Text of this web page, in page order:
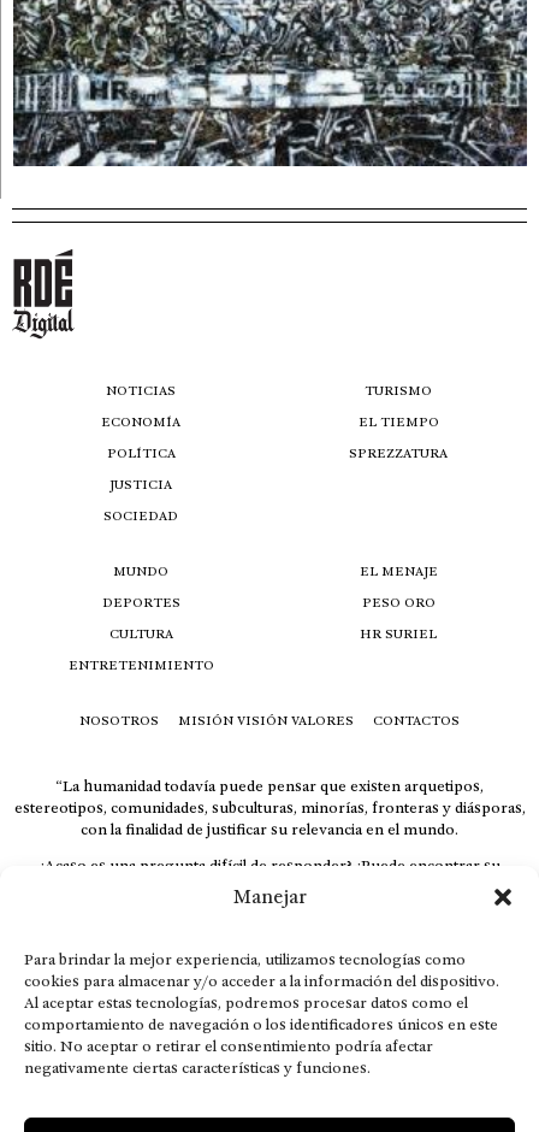
Manejar
Para brindar la mejor experiencia, utilizamos tecnologías como
cookies para almacenar y/o acceder a la información del dispositivo.
Al aceptar estas tecnologías, podremos procesar datos como el
comportamiento de navegación o los identificadores únicos en este
sitio. No aceptar o retirar el consentimiento podría afectar
negativamente ciertas características y funciones.
NOTICIAS
ECONOMÍA
POLÍTICA
JUSTICIA
SOCIEDAD
TURISMO
EL TIEMPO
SPREZZATURA
MUNDO
DEPORTES
CULTURA
ENTRETENIMIENTO
EL MENAJE
PESO ORO
HR SURIEL
NOSOTROS MISIÓN VISIÓN VALORES CONTACTOS
“La humanidad todavía puede pensar que existen arquetipos,
estereotipos, comunidades, subculturas, minorías, fronteras y diásporas,
con la finalidad de justificar su relevancia en el mundo.
¿Acaso es una pregunta difícil de responder? ¿Puede encontrar su
respuesta al instante, otorgando al receptor cuestionado espacio y
velocidad suficiente para responder correctamente? De no ser así, el que
El concepto de familia no está limitado exclusivamente a la sangre; seres
que surgen en nuestro diario vivir suelen pesar más que los
emparentados. Más bien, el apego de estas dos versiones de seres
queridos mueve ideales provenientes de sus vivencias.
This is for nuestra gente.” – HRSuriel